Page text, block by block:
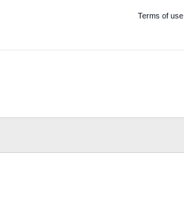
Terms of use